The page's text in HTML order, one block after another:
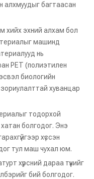
алхмуудыг багтаасан
хийх эхний алхам бол
машинд
нь
PET (полиэтилен
биологийн
хуванцар
тодорхой
болгодог. Энэ
хүссэн
тул маш чухал юм.
хүрсний дараа түүнийг
бий болгодог.